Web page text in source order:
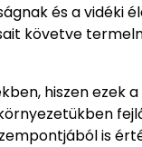
és a vidéki
követve
hiszen ezek
is